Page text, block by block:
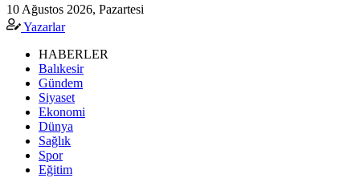
10 Ağustos 2026, Pazartesi
Yazarlar
HABERLER
Balıkesir
Gündem
Siyaset
Ekonomi
Dünya
Sağlık
Spor
Eğitim